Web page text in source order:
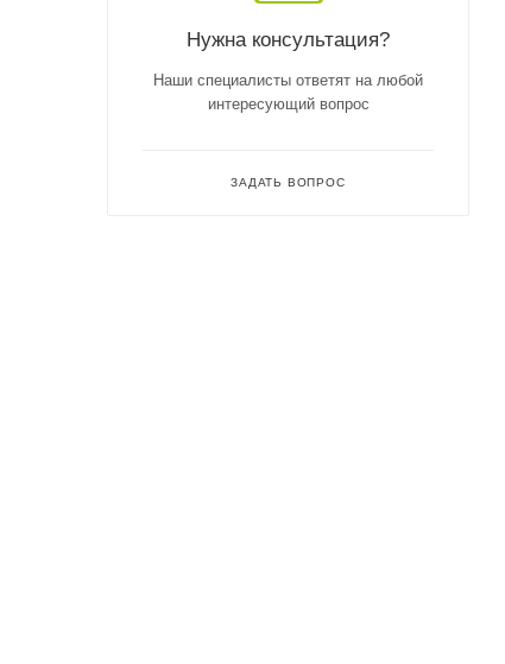
Нужна консультация?
Наши специалисты ответят на любой
интересующий вопрос
ЗАДАТЬ ВОПРОС